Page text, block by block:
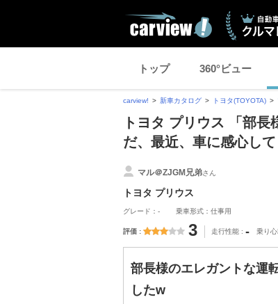
トップ 360°ビュー
carview! 新車カタログ トヨタ(TOYOTA)
トヨタ プリウス 「部
だ、最近、車に感心し
マル＠ZJGM兄弟さん
トヨタ プリウス
グレード：- 乗車形式：仕事用
評価 3 走行性能 - 乗り
部長様のエレガントな運
したw